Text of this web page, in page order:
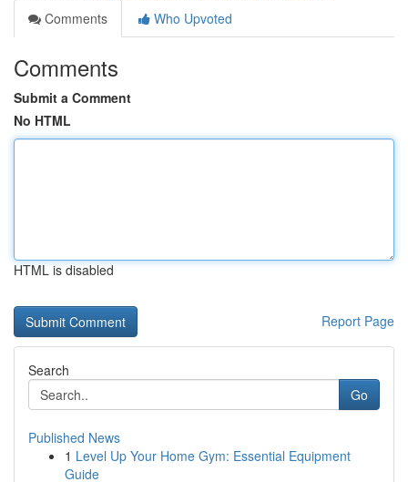
Comments
Who Upvoted
Comments
Submit a Comment
No HTML
HTML is disabled
Report Page
Search
Go
Published News
1 Level Up Your Home Gym: Essential Equipment
Guide